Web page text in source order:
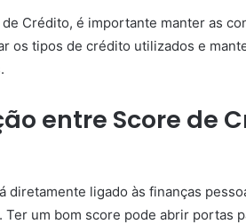
Crédito, é importante manter as
os tipos de crédito utilizados e
entre Score de
diretamente ligado às finanças
um bom score pode abrir portas